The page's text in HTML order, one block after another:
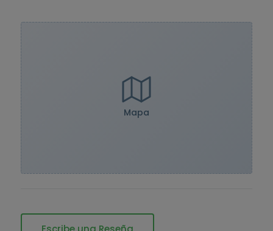
Mapa